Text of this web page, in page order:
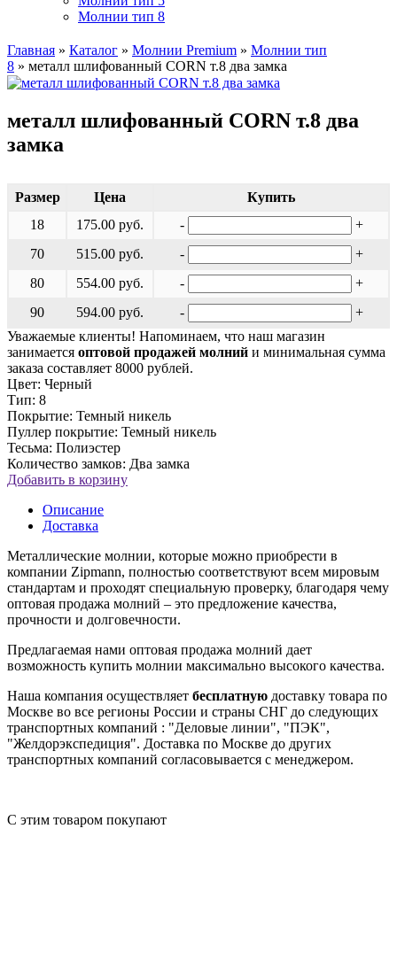
Молнии тип 8
Главная » Каталог » Молнии Premium » Молнии тип
8 » металл шлифованный CORN т.8 два замка
металл шлифованный CORN т.8 два
замка
Размер Цена
Купить
18
175.00 руб. -
+
70
515.00 руб. -
+
80
554.00 руб. -
+
90
594.00 руб. -
+
Уважаемые клиенты! Напоминаем, что наш магазин
занимается оптовой продажей молний и минимальная сумма
заказа составляет 8000 рублей.
Цвет: Черный
Тип: 8
Покрытие: Темный никель
Пуллер покрытие: Темный никель
Тесьма: Полиэстер
Количество замков: Два замка
Добавить в корзину
Описание
Доставка
Металлические молнии, которые можно приобрести в
компании Zipmann, полностью соответствуют всем мировым
стандартам и проходят специальную проверку, благодаря чему
оптовая продажа молний – это предложение качества,
прочности и долговечности.
Предлагаемая нами оптовая продажа молний дает
возможность купить молнии максимально высокого качества.
Наша компания осуществляет бесплатную доставку товара по
Москве во все регионы России и страны СНГ до следующих
транспортных компаний : "Деловые линии", "ПЭК",
"Желдорэкспедиция". Доставка по Москве до других
транспортных компаний согласовывается с менеджером.
С этим товаром покупают